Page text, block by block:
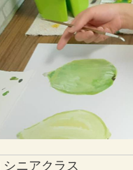
ニアクラス